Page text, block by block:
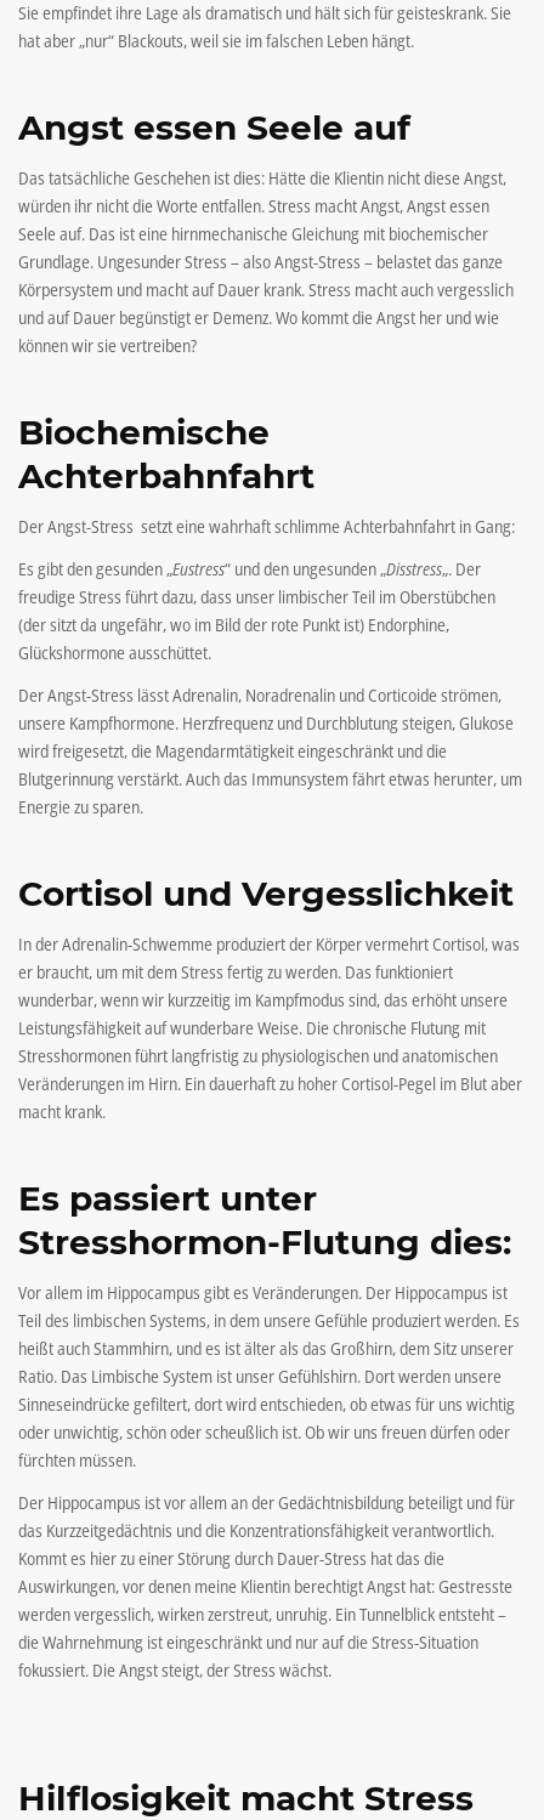
Sie empfindet ihre Lage als dramatisch und hält sich für geisteskrank. Sie
hat aber „nur“ Blackouts, weil sie im falschen Leben hängt.
Angst essen Seele auf
Das tatsächliche Geschehen ist dies: Hätte die Klientin nicht diese Angst,
würden ihr nicht die Worte entfallen. Stress macht Angst, Angst essen
Seele auf. Das ist eine hirnmechanische Gleichung mit biochemischer
Grundlage. Ungesunder Stress – also Angst-Stress – belastet das ganze
Körpersystem und macht auf Dauer krank. Stress macht auch vergesslich
und auf Dauer begünstigt er Demenz. Wo kommt die Angst her und wie
können wir sie vertreiben?
Biochemische
Achterbahnfahrt
Der Angst-Stress setzt eine wahrhaft schlimme Achterbahnfahrt in Gang:
Es gibt den gesunden „Eustress“ und den ungesunden „Disstress„. Der
freudige Stress führt dazu, dass unser limbischer Teil im Oberstübchen
(der sitzt da ungefähr, wo im Bild der rote Punkt ist) Endorphine,
Glückshormone ausschüttet.
Der Angst-Stress lässt Adrenalin, Noradrenalin und Corticoide strömen,
unsere Kampfhormone. Herzfrequenz und Durchblutung steigen, Glukose
wird freigesetzt, die Magendarmtätigkeit eingeschränkt und die
Blutgerinnung verstärkt. Auch das Immunsystem fährt etwas herunter, um
Energie zu sparen.
Cortisol und Vergesslichkeit
In der Adrenalin-Schwemme produziert der Körper vermehrt Cortisol, was
er braucht, um mit dem Stress fertig zu werden. Das funktioniert
wunderbar, wenn wir kurzzeitig im Kampfmodus sind, das erhöht unsere
Leistungsfähigkeit auf wunderbare Weise. Die chronische Flutung mit
Stresshormonen führt langfristig zu physiologischen und anatomischen
Veränderungen im Hirn. Ein dauerhaft zu hoher Cortisol-Pegel im Blut aber
macht krank.
Es passiert unter
Stresshormon-Flutung dies:
Vor allem im Hippocampus gibt es Veränderungen. Der Hippocampus ist
Teil des limbischen Systems, in dem unsere Gefühle produziert werden. Es
heißt auch Stammhirn, und es ist älter als das Großhirn, dem Sitz unserer
Ratio. Das Limbische System ist unser Gefühlshirn. Dort werden unsere
Sinneseindrücke gefiltert, dort wird entschieden, ob etwas für uns wichtig
oder unwichtig, schön oder scheußlich ist. Ob wir uns freuen dürfen oder
fürchten müssen.
Der Hippocampus ist vor allem an der Gedächtnisbildung beteiligt und für
das Kurzzeitgedächtnis und die Konzentrationsfähigkeit verantwortlich.
Kommt es hier zu einer Störung durch Dauer-Stress hat das die
Auswirkungen, vor denen meine Klientin berechtigt Angst hat: Gestresste
werden vergesslich, wirken zerstreut, unruhig. Ein Tunnelblick entsteht –
die Wahrnehmung ist eingeschränkt und nur auf die Stress-Situation
fokussiert. Die Angst steigt, der Stress wächst.
Hilflosigkeit macht Stress